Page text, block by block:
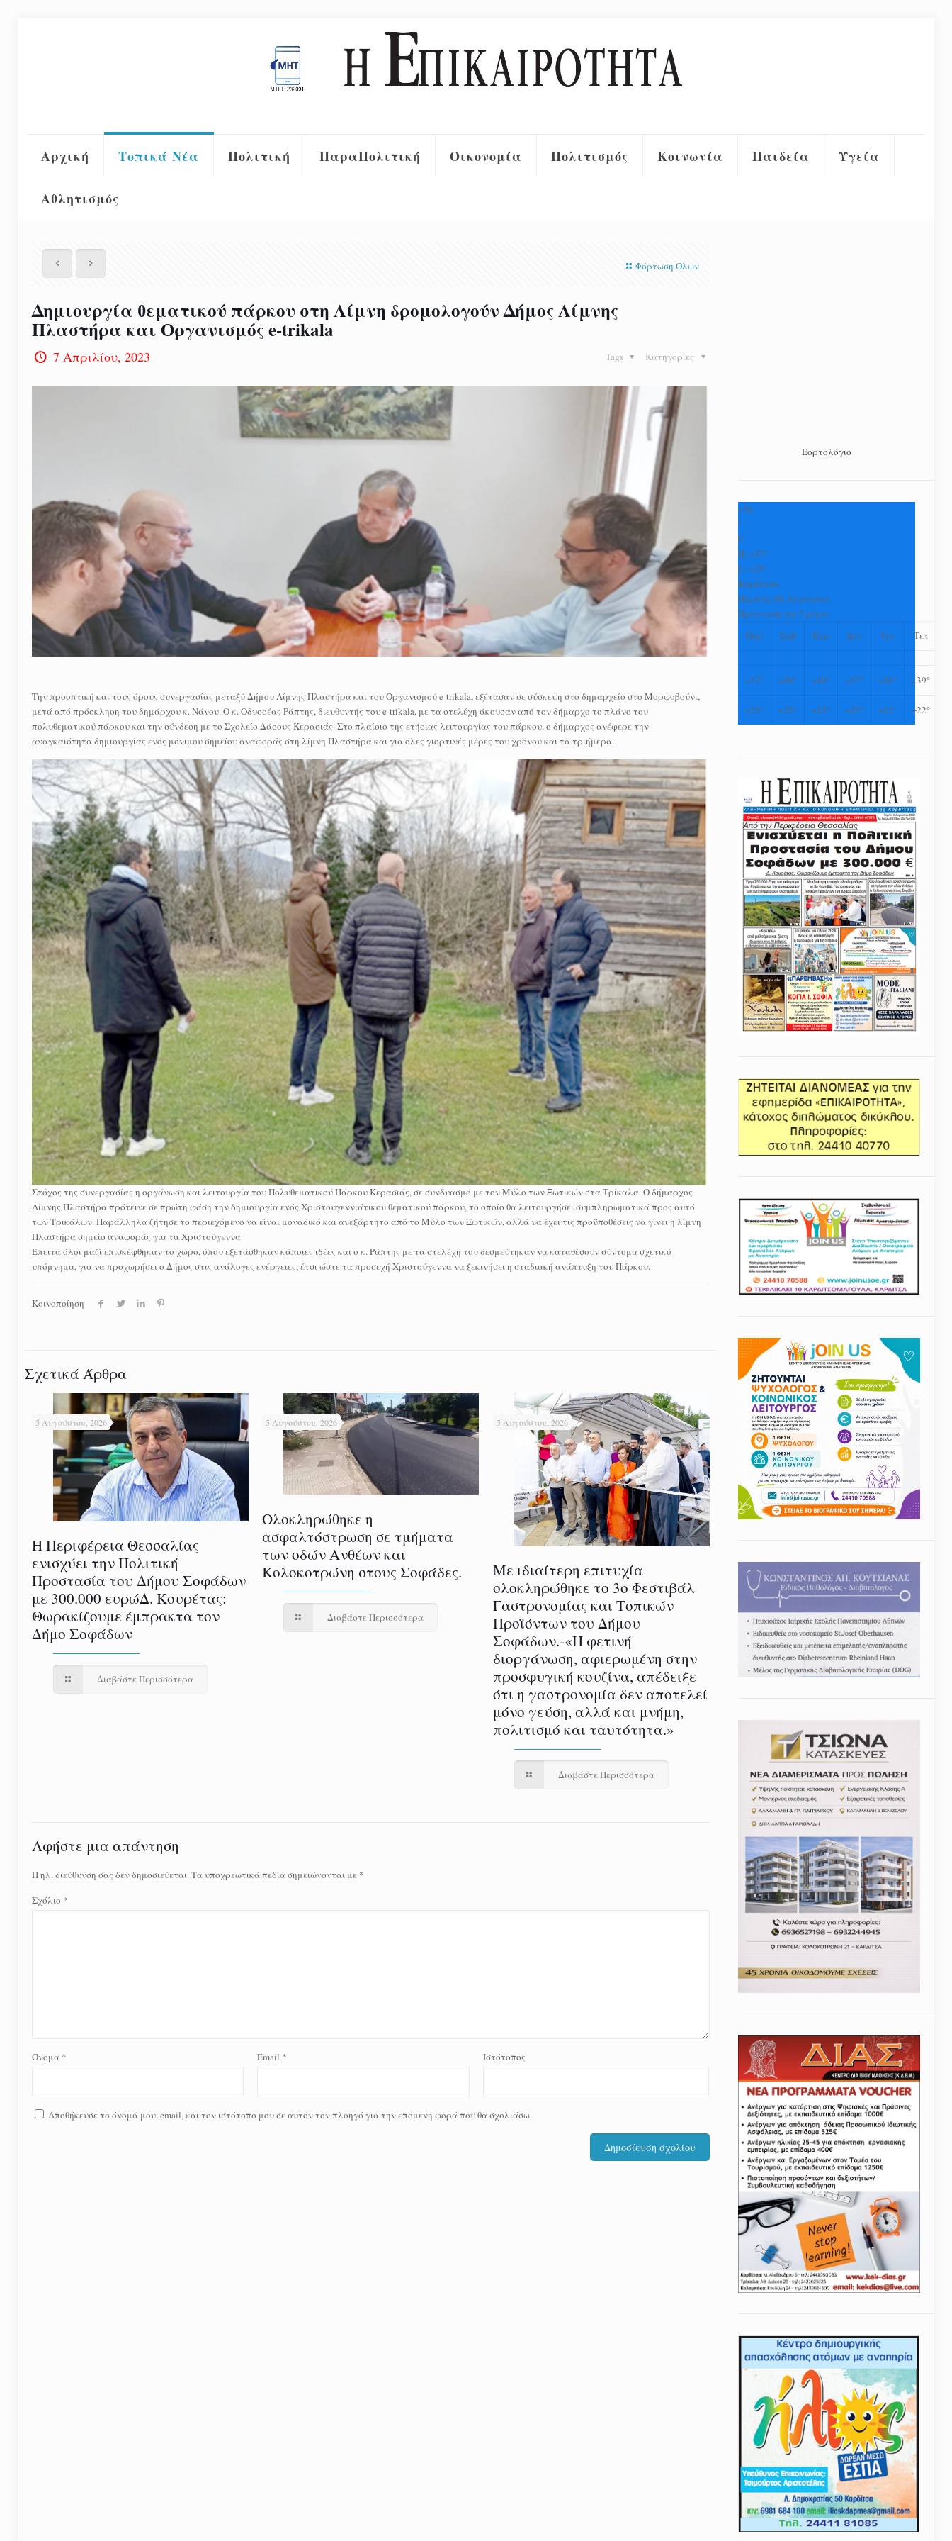
Αρχική Τοπικά Νέα Πολιτική ΠαραΠολιτική Οικονομία Πολιτισμός Κοινωνία Παιδεία Υγεία
Αθλητισμός
Φόρτωση Όλων
Δημιουργία θεματικού πάρκου στη Λίμνη δρομολογούν Δήμος Λίμνης
Πλαστήρα και Οργανισμός e-trikala
7 Απριλίου, 2023 Κατηγορίες
Tags
Την προοπτική και τους όρους συνεργασίας μεταξύ Δήμου Λίμνης Πλαστήρα και του Οργανισμού e-trikala, εξέτασαν σε σύσκεψη στο δημαρχείο στο Μορφοβούνι,
μετά από πρόσκληση του δημάρχου κ. Νάνου. Ο κ. Οδυσσέας Ράπτης, διευθυντής του e-trikala, με τα στελέχη άκουσαν από τον δήμαρχο το πλάνο του
πολυθεματικού πάρκου και την σύνδεση με το Σχολείο Δάσους Κερασιάς. Στο πλαίσιο της ετήσιας λειτουργίας του πάρκου, ο δήμαρχος ανέφερε την
αναγκαιότητα δημιουργίας ενός μόνιμου σημείου αναφοράς στη λίμνη Πλαστήρα και για όλες γιορτινές μέρες του χρόνου και τα τριήμερα.
Στόχος της συνεργασίας η οργάνωση και λειτουργία του Πολυθεματικού Πάρκου Κερασιάς, σε συνδυασμό με τον Μύλο των Ξωτικών στα Τρίκαλα. Ο δήμαρχος
Λίμνης Πλαστήρα πρότεινε σε πρώτη φάση την δημιουργία ενός Χριστουγεννιάτικου θεματικού πάρκου, το οποίο θα λειτουργήσει συμπληρωματικά προς αυτό
των Τρικάλων. Παράλληλα ζήτησε το περιεχόμενο να είναι μοναδικό και ανεξάρτητο από το Μύλο των Ξωτικών, αλλά να έχει τις προϋποθέσεις να γίνει η λίμνη
Πλαστήρα σημείο αναφοράς για τα Χριστούγεννα
Έπειτα όλοι μαζί επισκέφθηκαν το χώρο, όπου εξετάσθηκαν κάποιες ιδέες και ο κ. Ράπτης με τα στελέχη του δεσμεύτηκαν να καταθέσουν σύντομα σχετικό
υπόμνημα, για να προχωρήσει ο Δήμος στις ανάλογες ενέργειες, έτσι ώστε τα προσεχή Χριστούγεννα να ξεκινήσει η σταδιακή ανάπτυξη του Πάρκου.
Κοινοποίηση
Σχετικά Άρθρα
5 Αυγούστου, 2026
Η Περιφέρεια Θεσσαλίας
ενισχύει την Πολιτική
Προστασία του Δήμου Σοφάδων
με 300.000 ευρώΔ. Κουρέτας:
Θωρακίζουμε έμπρακτα τον
Δήμο Σοφάδων
Διαβάστε Περισσότερα
5 Αυγούστου, 2026
Ολοκληρώθηκε η
ασφαλτόστρωση σε τμήματα
των οδών Ανθέων και
Κολοκοτρώνη στους Σοφάδες.
Διαβάστε Περισσότερα
5 Αυγούστου, 2026
Με ιδιαίτερη επιτυχία
ολοκληρώθηκε το 3ο Φεστιβάλ
Γαστρονομίας και Τοπικών
Προϊόντων του Δήμου
Σοφάδων.-«Η φετινή
διοργάνωση, αφιερωμένη στην
προσφυγική κουζίνα, απέδειξε
ότι η γαστρονομία δεν αποτελεί
μόνο γεύση, αλλά και μνήμη,
πολιτισμό και ταυτότητα.»
Διαβάστε Περισσότερα
Αφήστε μια απάντηση
Η ηλ. διεύθυνση σας δεν δημοσιεύεται.Τα υποχρεωτικά πεδία σημειώνονται με *
Σχόλιο *
Όνομα * Email * Ιστότοπος
Αποθήκευσε το όνομά μου, email, και τον ιστότοπο μου σε αυτόν τον πλοηγό για την επόμενη φορά που θα σχολιάσω.
Εορτολόγιο
+36
°
C
H:+37°
L:+25°
Καρδίτσα
Πέμπτη, 06 Αύγουστος
Πρόγνωση για 7 μέρες
Παρ
Σαβ Κυρ Δευ Τρι Τετ
+37° +40° +40° +37° +38° +39°
+25° +25° +25° +25° +22° +22°